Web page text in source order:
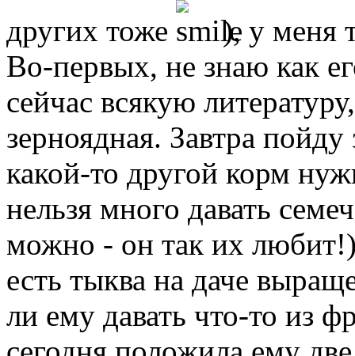
других тоже
), у меня
Во-первых, не знаю как
сейчас всякую
зерноядная. Завтра
какой-то другой корм
нельзя много давать
можно - он так их
есть тыква на даче
ли ему давать что-то из